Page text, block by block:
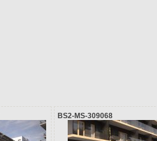
BS2-MS-309068